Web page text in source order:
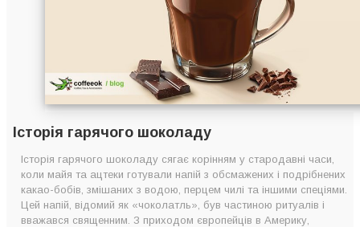
Кілька рекомендацій від експертів: як зробити ваш
Історія гарячого шоколаду
Історія гарячого шоколаду сягає корінням у стародавні часи,
коли майя та ацтеки готували напій з обсмажених і подрібнених
какао-бобів, змішаних з водою, перцем чилі та іншими спеціями.
Цей напій, відомий як «чоколатль», був частиною ритуалів і
вважався священним. З приходом європейців в Америку,